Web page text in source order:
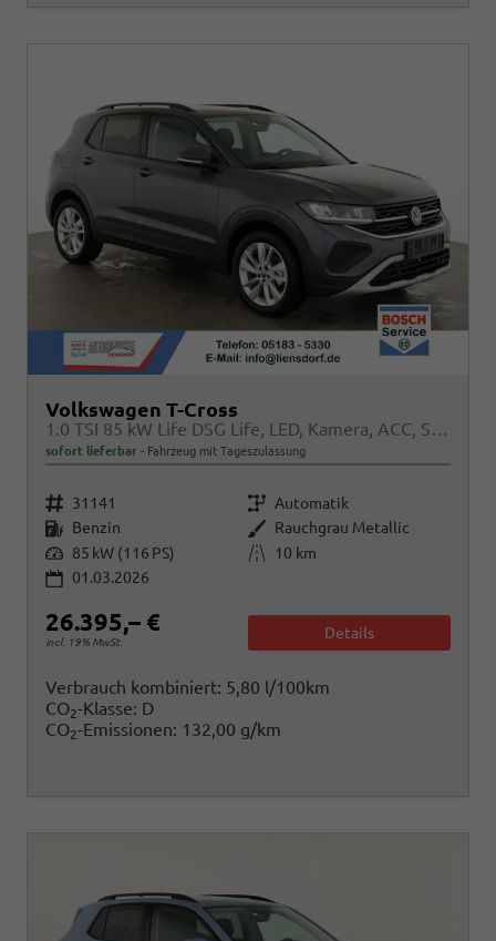
Volkswagen T-Cross
1.0 TSI 85 kW Life DSG Life, LED, Kamera, ACC, Side, Winter, 17-Zoll
sofort lieferbar Fahrzeug mit Tageszulassung
Fahrzeugnr. 31141 Getriebe Automatik
Kraftstoff Benzin Außenfarbe Rauchgrau Metallic
Leistung 85 kW (116 PS) Kilometerstand
10 km
01.03.2026
26.395,– €
incl. 19% MwSt.
Details
Verbrauch kombiniert: 5,80 l/100km
CO2-Klasse: D
CO2-Emissionen: 132,00 g/km